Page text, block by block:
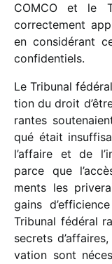
COMCO et le
correc­te­ment
en consi­dé­rant
confi­den­tiels.
Le Tribunal
tion du droit
rantes
qué était
l’affaire et de
parce que
ments les
gains
Tribunal fédé­ral
secrets
va­tion sont